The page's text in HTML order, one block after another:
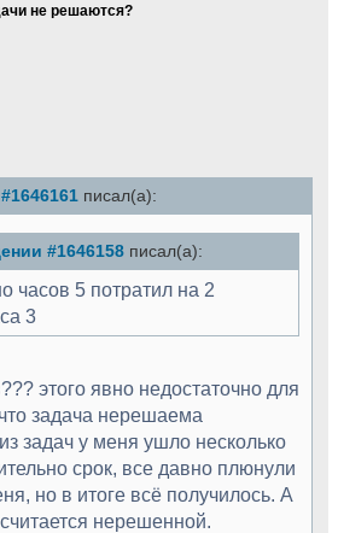
не решаются?
писал(а):
#1646158 писал(а):
часов 5 потратил на 2
3
этого явно недостаточно для
задача нерешаема
задач у меня ушло несколько
срок, все давно плюнули
но в итоге всё получилось. А
нерешенной.